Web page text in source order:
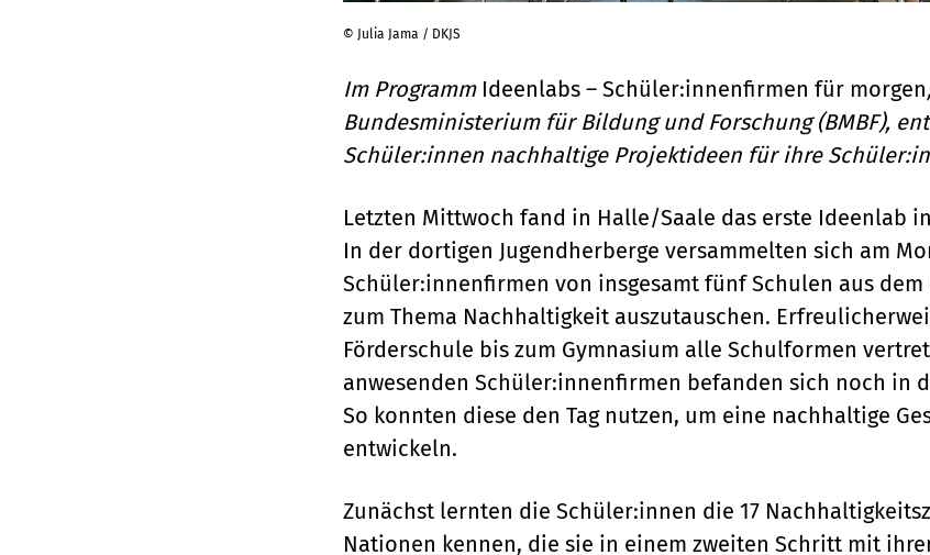
© Julia Jama / DKJS
Im Programm Ideenlabs – Schüler:innenfirmen für morgen
Bundesministerium für Bildung und Forschung (BMBF),
Schüler:innen nachhaltige Projektideen für ihre
Letzten Mittwoch fand in Halle/Saale das erste Ideenlab
In der dortigen Jugendherberge versammelten sich am
Schüler:innenfirmen von insgesamt fünf Schulen aus dem
zum Thema Nachhaltigkeit auszutauschen.
Förderschule bis zum Gymnasium alle Schulformen
anwesenden Schüler:innenfirmen befanden sich noch in
So konnten diese den Tag nutzen, um eine nachhaltige
entwickeln.
Zunächst lernten die Schüler:innen die 17
Nationen kennen, die sie in einem zweiten Schritt mit